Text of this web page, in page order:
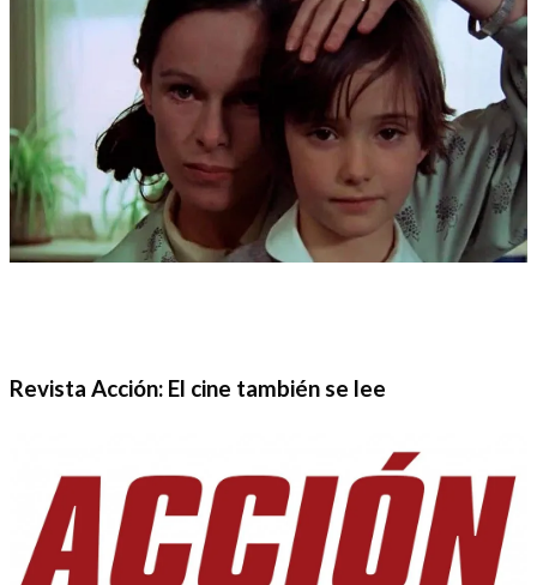
Revista Acción: El cine también se lee